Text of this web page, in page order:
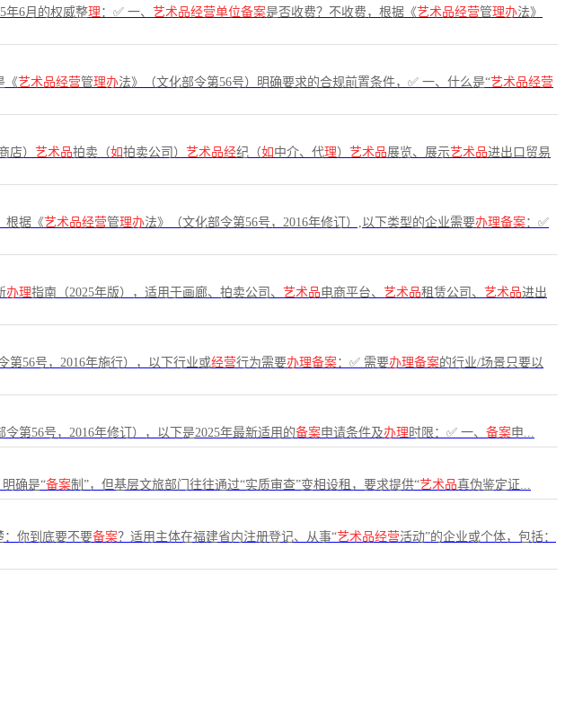
年6月的权威整理 ：✅ 一、 艺术品经营单位备案是否收费？不收费，根据《艺术品经营管理办法》
《艺术品经营管理办法》（文化部令第56号）明确要求的合规前置条件，✅ 一、什么是“艺术品经营
店） 艺术品拍卖（如拍卖公司） 艺术品经纪（如 中介、代理） 艺术品展览、展示艺术品进出口贸易
根据《艺术品经营管理办法》（文化部令第56号，2016年修订）,以下类型的企业需要办理备案：✅
办理指南（2025年版），适用于画廊、拍卖公司、 艺术品 电商平台、 艺术品租赁公司、 艺术品进出
第56号，2016年施行），以下行业或经营行为需要办理备案：✅ 需要办理备案的行业/场景只要以
令第56号，2016年修订），以下是2025年最新适用的备案申请条件及办理 时限：✅ 一、 备案申...
确是“备案制”，但基层文旅部门往往通过“实质审查”变相设租，要求提供“艺术品真伪鉴定证...
：你到底要不要备案？适用主体在福建省内注册登记、从事“艺术品经营活动”的企业或个体，包括：